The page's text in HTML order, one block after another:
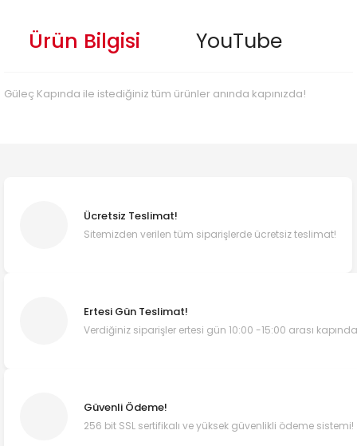
Ürün Bilgisi YouTube
Güleç Kapında ile istediğiniz tüm ürünler anında kapınızda!
Ücretsiz Teslimat!
Sitemizden verilen tüm siparişlerde ücretsiz teslimat!
Ertesi Gün Teslimat!
Verdiğiniz siparişler ertesi gün 10:00 -15:00 arası
Güvenli Ödeme!
256 bit SSL sertifikalı ve yüksek güvenlikli ödeme sistemi!